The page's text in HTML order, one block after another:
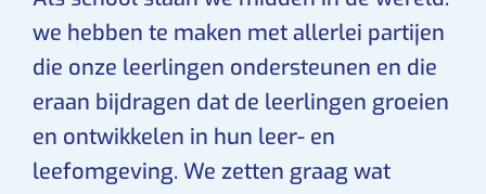
we hebben te maken met allerlei partijen
die onze leerlingen ondersteunen en die
eraan bijdragen dat de leerlingen groeien
en ontwikkelen in hun leer- en
leefomgeving. We zetten graag wat